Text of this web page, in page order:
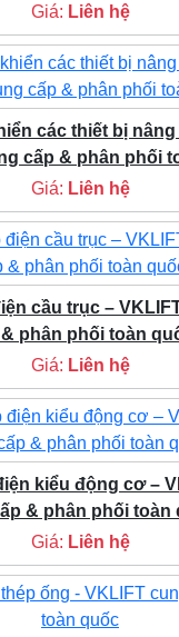
Giá: Liên hệ
các thiết bị nâng
cấp & phân phối
Giá: Liên hệ
cầu trục –
phân phối toàn
Giá: Liên hệ
kiểu động cơ –
& phân phối toàn
Giá: Liên hệ